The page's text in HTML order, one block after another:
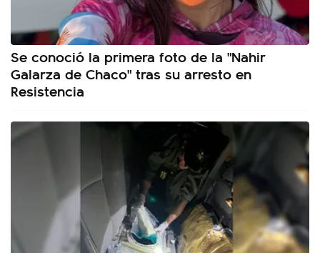
Se conoció la primera foto de la "Nahir
Galarza de Chaco" tras su arresto en
Resistencia